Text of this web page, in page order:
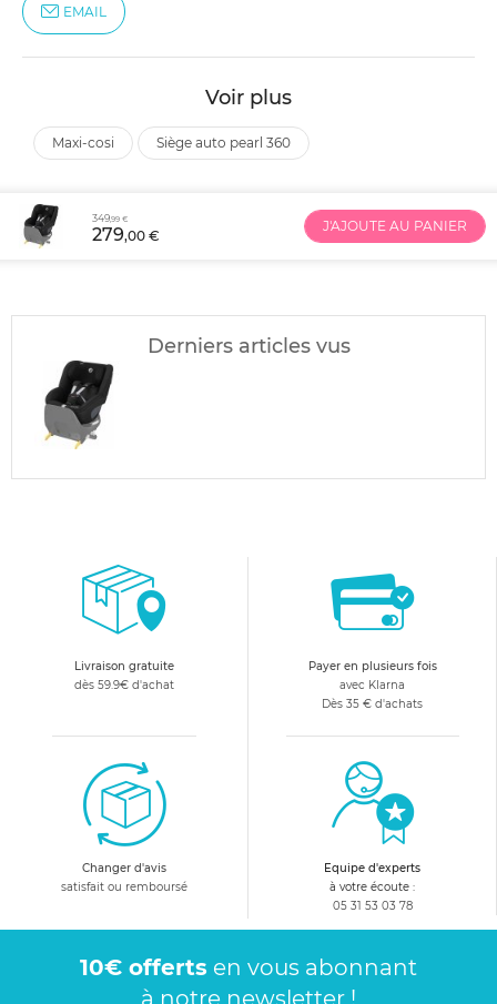
EMAIL
Voir plus
maxi-cosi siège auto pearl 360
349,99 €
279,00 €
J'AJOUTE AU PANIER
Derniers articles vus
Livraison gratuite
dès 59.9€ d'achat
Payer en plusieurs fois
avec Klarna
Dès 35 € d'achats
Changer d'avis
satisfait ou remboursé
Equipe d'experts
à votre écoute :
05 31 53 03 78
10€ offerts en vous abonnant
à notre newsletter !